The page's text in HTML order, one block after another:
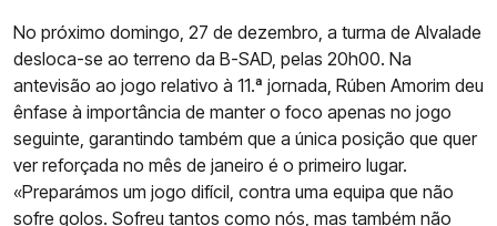
No próximo domingo, 27 de dezembro, a turma de Alvalade
desloca-se ao terreno da B-SAD, pelas 20h00. Na
antevisão ao jogo relativo à 11.ª jornada, Rúben Amorim deu
ênfase à importância de manter o foco apenas no jogo
seguinte, garantindo também que a única posição que quer
ver reforçada no mês de janeiro é o primeiro lugar.
«Preparámos um jogo difícil, contra uma equipa que não
sofre golos. Sofreu tantos como nós, mas também não